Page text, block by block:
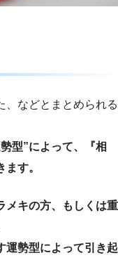
、などとまとめられる
型”によって、『相
す。
メキの方、もしくは重
運勢型によって引き起